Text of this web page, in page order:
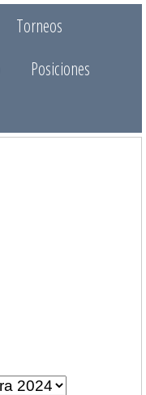
Torneos
Posiciones